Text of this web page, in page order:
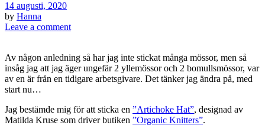
14 augusti, 2020
by Hanna
Leave a comment
Av någon anledning så har jag inte stickat många mössor, men så
insåg jag att jag äger ungefär 2 yllemössor och 2 bomullsmössor, var
av en är från en tidigare arbetsgivare. Det tänker jag ändra på, med
start nu…
Jag bestämde mig för att sticka en ”Artichoke Hat”, designad av
Matilda Kruse som driver butiken ”Organic Knitters”.